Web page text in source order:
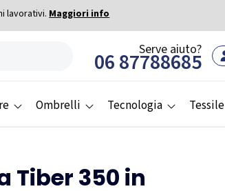
lavorativi.Maggiori info
Serve aiuto?
06 87788685
Ombrelli Tecnologia Tessile
Tiber 350 in